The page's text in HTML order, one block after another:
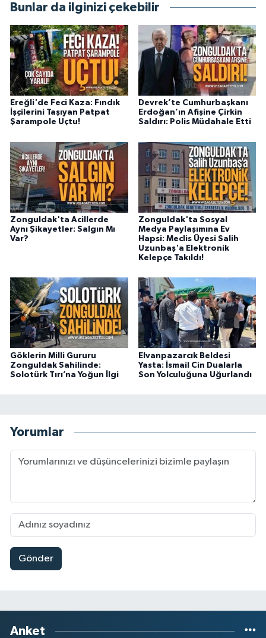
Bunlar da ilginizi çekebilir
Ereğli'de Feci Kaza: Fındık
İşçilerini Taşıyan Patpat
Şarampole Uçtu!
Devrek’te Cumhurbaşkanı
Erdoğan’ın Afişine Çirkin
Saldırı: Polis Müdahale Etti
Zonguldak'ta Acillerde
Aynı Şikayetler: Salgın Mı
Var?
Zonguldak'ta Sosyal
Medya Paylaşımına Ev
Hapsi: Meclis Üyesi Salih
Uzunbaş'a Elektronik
Kelepçe Takıldı!
Göklerin Milli Gururu
Zonguldak Sahilinde:
Solotürk Tırı’na Yoğun İlgi
Elvanpazarcık Beldesi
Yasta: İsmail Cin Dualarla
Son Yolculuğuna Uğurlandı
Yorumlar
Gönder
Anket